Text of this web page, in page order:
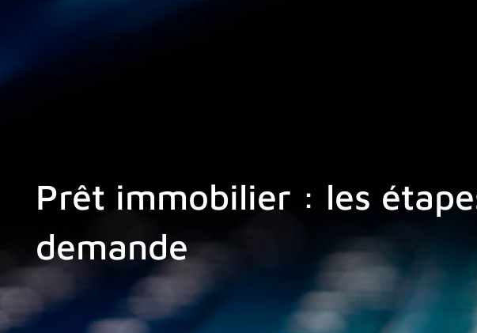
Prêt immobilier : les
demande